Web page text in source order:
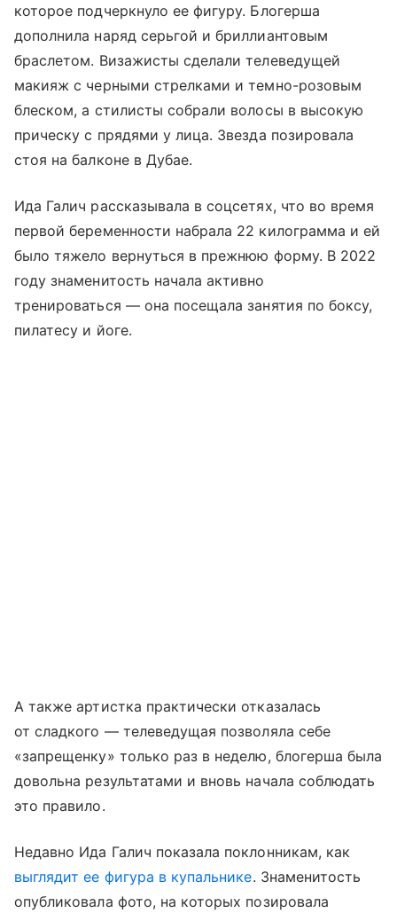
которое подчеркнуло ее фигуру. Блогерша
дополнила наряд серьгой и бриллиантовым
браслетом. Визажисты сделали телеведущей
макияж с черными стрелками и темно-розовым
блеском, а стилисты собрали волосы в высокую
прическу с прядями у лица. Звезда позировала
стоя на балконе в Дубае.
Ида Галич рассказывала в соцсетях, что во время
первой беременности набрала 22 килограмма и ей
было тяжело вернуться в прежнюю форму. В 2022
году знаменитость начала активно
тренироваться — она посещала занятия по боксу,
пилатесу и йоге.
А также артистка практически отказалась
от сладкого — телеведущая позволяла себе
«запрещенку» только раз в неделю, блогерша была
довольна результатами и вновь начала соблюдать
это правило.
Недавно Ида Галич показала поклонникам, как
выглядит ее фигура в купальнике. Знаменитость
опубликовала фото, на которых позировала